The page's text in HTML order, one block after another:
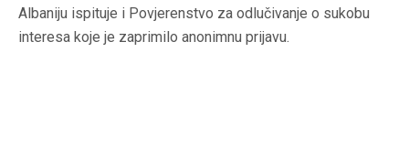
Albaniju ispituje i Povjerenstvo za odlučivanje o sukobu
interesa koje je zaprimilo anonimnu prijavu.